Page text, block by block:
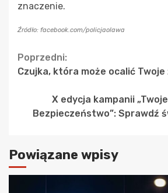
znaczenie.
Źródło: facebook.com/policjaolawa
Continue
Poprzedni:
Czujka, która może ocalić Twoje
X edycja kampanii
Bezpieczeństwo”: Sprawdź
Powiązane wpisy